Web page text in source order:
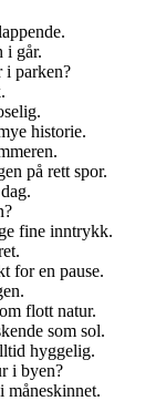
i går.
i parken?
historie.
på rett spor.
fine inntrykk.
for en pause.
flott natur.
som sol.
hyggelig.
i byen?
måneskinnet.